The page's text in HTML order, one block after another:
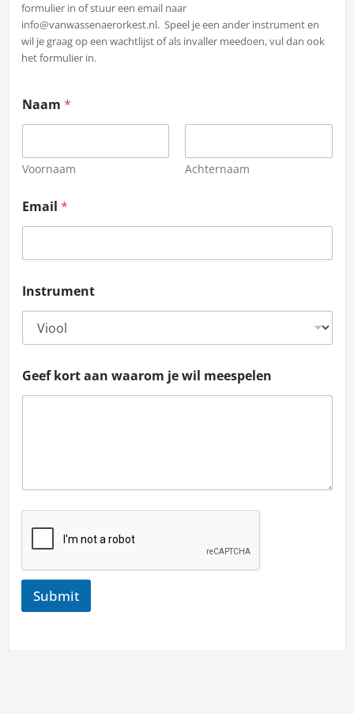
formulier in of stuur een email naar
info@vanwassenaerorkest.nl. Speel je een ander instrument en
wil je graag op een wachtlijst of als invaller meedoen, vul dan ook
het formulier in.
Naam *
Voornaam Achternaam
Email *
Instrument
Geef kort aan waarom je wil meespelen
Submit